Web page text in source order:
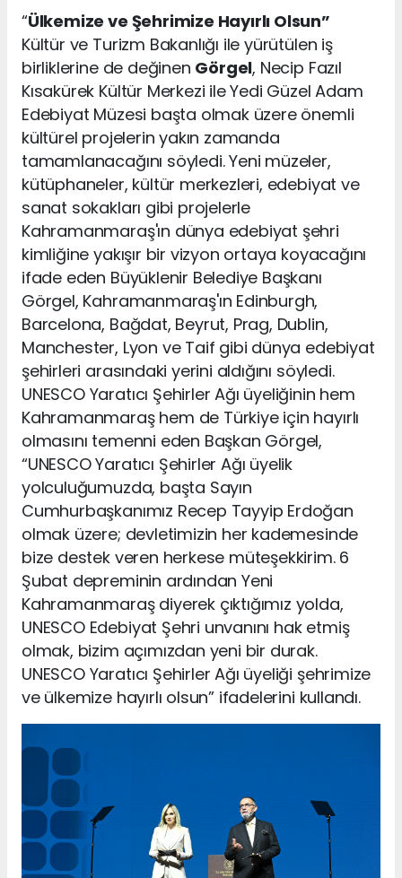
“Ülkemize ve Şehrimize Hayırlı Olsun”
Kültür ve Turizm Bakanlığı ile yürütülen iş
birliklerine de değinen Görgel, Necip Fazıl
Kısakürek Kültür Merkezi ile Yedi Güzel Adam
Edebiyat Müzesi başta olmak üzere önemli
kültürel projelerin yakın zamanda
tamamlanacağını söyledi. Yeni müzeler,
kütüphaneler, kültür merkezleri, edebiyat ve
sanat sokakları gibi projelerle
Kahramanmaraş'ın dünya edebiyat şehri
kimliğine yakışır bir vizyon ortaya koyacağını
ifade eden Büyüklenir Belediye Başkanı
Görgel, Kahramanmaraş'ın Edinburgh,
Barcelona, Bağdat, Beyrut, Prag, Dublin,
Manchester, Lyon ve Taif gibi dünya edebiyat
şehirleri arasındaki yerini aldığını söyledi.
UNESCO Yaratıcı Şehirler Ağı üyeliğinin hem
Kahramanmaraş hem de Türkiye için hayırlı
olmasını temenni eden Başkan Görgel,
“UNESCO Yaratıcı Şehirler Ağı üyelik
yolculuğumuzda, başta Sayın
Cumhurbaşkanımız Recep Tayyip Erdoğan
olmak üzere; devletimizin her kademesinde
bize destek veren herkese müteşekkirim. 6
Şubat depreminin ardından Yeni
Kahramanmaraş diyerek çıktığımız yolda,
UNESCO Edebiyat Şehri unvanını hak etmiş
olmak, bizim açımızdan yeni bir durak.
UNESCO Yaratıcı Şehirler Ağı üyeliği şehrimize
ve ülkemize hayırlı olsun” ifadelerini kullandı.